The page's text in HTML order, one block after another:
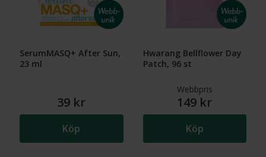
SerumMASQ+ After Sun,
23 ml
39 kr
Köp
Hwarang Bellflower Day
Patch, 96 st
Webbpris
149 kr
Köp